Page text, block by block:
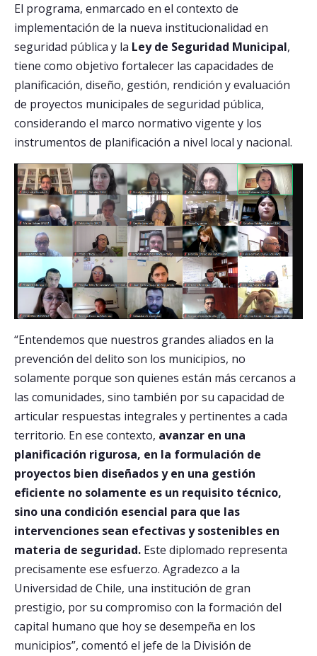
El programa, enmarcado en el contexto de
implementación de la nueva institucionalidad en
seguridad pública y la Ley de Seguridad Municipal,
tiene como objetivo fortalecer las capacidades de
planificación, diseño, gestión, rendición y evaluación
de proyectos municipales de seguridad pública,
considerando el marco normativo vigente y los
instrumentos de planificación a nivel local y nacional.
“Entendemos que nuestros grandes aliados en la
prevención del delito son los municipios, no
solamente porque son quienes están más cercanos a
las comunidades, sino también por su capacidad de
articular respuestas integrales y pertinentes a cada
territorio. En ese contexto, avanzar en una
planificación rigurosa, en la formulación de
proyectos bien diseñados y en una gestión
eficiente no solamente es un requisito técnico,
sino una condición esencial para que las
intervenciones sean efectivas y sostenibles en
materia de seguridad. Este diplomado representa
precisamente ese esfuerzo. Agradezco a la
Universidad de Chile, una institución de gran
prestigio, por su compromiso con la formación del
capital humano que hoy se desempeña en los
municipios”, comentó el jefe de la División de